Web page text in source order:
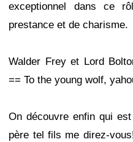
exceptionnel dans ce
prestance et de charisme.
Walder Frey et Lord
== To the young wolf,
On découvre enfin qui
père tel fils me direz-